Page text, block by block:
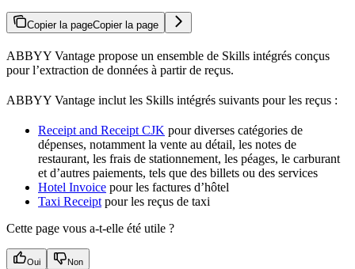
Copier la pageCopier la page
ABBYY Vantage propose un ensemble de Skills intégrés conçus
pour l’extraction de données à partir de reçus.
ABBYY Vantage inclut les Skills intégrés suivants pour les reçus :
Receipt and Receipt CJK pour diverses catégories de
dépenses, notamment la vente au détail, les notes de
restaurant, les frais de stationnement, les péages, le carburant
et d’autres paiements, tels que des billets ou des services
Hotel Invoice pour les factures d’hôtel
Taxi Receipt pour les reçus de taxi
Cette page vous a-t-elle été utile ?
Oui Non